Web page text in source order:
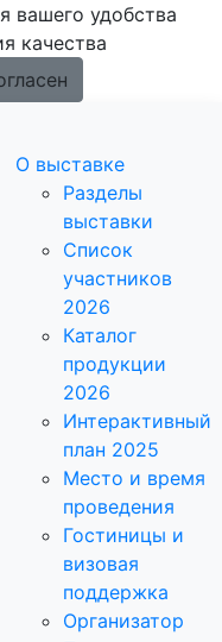
вашего удобства
качества
О выставке
Разделы
выставки
Список
участников
2026
Каталог
продукции
2026
Интерактивный
план 2025
Место и время
проведения
Гостиницы и
визовая
поддержка
Организатор